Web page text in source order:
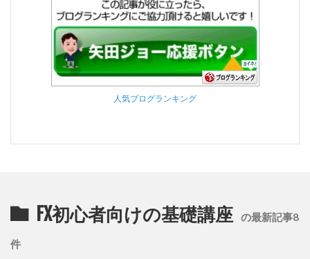
人気ブログランキング
FX初心者向けの基礎講座 の最新記事8
件